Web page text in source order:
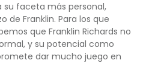
su faceta más personal,
de Franklin. Para los que
que Franklin Richards no
y su potencial como
dar mucho juego en